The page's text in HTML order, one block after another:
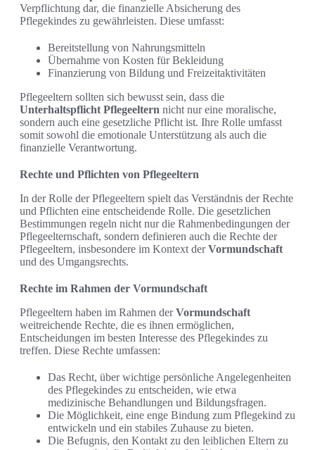
Verpflichtung dar, die finanzielle Absicherung des
Pflegekindes zu gewährleisten. Diese umfasst:
Bereitstellung von Nahrungsmitteln
Übernahme von Kosten für Bekleidung
Finanzierung von Bildung und Freizeitaktivitäten
Pflegeeltern sollten sich bewusst sein, dass die
Unterhaltspflicht Pflegeeltern nicht nur eine moralische,
sondern auch eine gesetzliche Pflicht ist. Ihre Rolle umfasst
somit sowohl die emotionale Unterstützung als auch die
finanzielle Verantwortung.
Rechte und Pflichten von Pflegeeltern
In der Rolle der Pflegeeltern spielt das Verständnis der Rechte
und Pflichten eine entscheidende Rolle. Die gesetzlichen
Bestimmungen regeln nicht nur die Rahmenbedingungen der
Pflegeelternschaft, sondern definieren auch die Rechte der
Pflegeeltern, insbesondere im Kontext derVormundschaft
und des Umgangsrechts.
Rechte im Rahmen der Vormundschaft
Pflegeeltern haben im Rahmen derVormundschaft
weitreichende Rechte, die es ihnen ermöglichen,
Entscheidungen im besten Interesse des Pflegekindes zu
treffen. Diese Rechte umfassen:
Das Recht, über wichtige persönliche Angelegenheiten
des Pflegekindes zu entscheiden, wie etwa
medizinische Behandlungen und Bildungsfragen.
Die Möglichkeit, eine enge Bindung zum Pflegekind zu
entwickeln und ein stabiles Zuhause zu bieten.
Die Befugnis, den Kontakt zu den leiblichen Eltern zu